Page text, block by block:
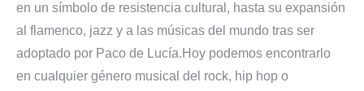
en un símbolo de resistencia cultural, hasta su expansión
al flamenco, jazz y a las músicas del mundo tras ser
adoptado por Paco de Lucía.Hoy podemos encontrarlo
en cualquier género musical del rock, hip hop o